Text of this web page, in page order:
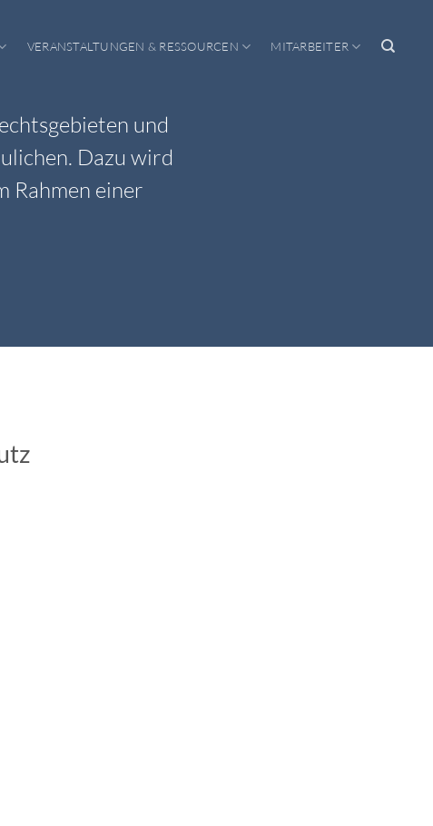
VERANSTALTUNGEN & RESSOURCEN MITARBEITER
und
Dazu wird
Rahmen einer